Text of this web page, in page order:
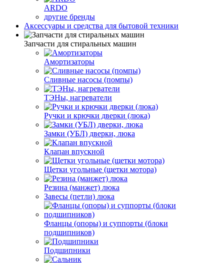
ARDO
другие бренды
Аксессуары и средства для бытовой техники
Запчасти для стиральных машин
Амортизаторы
Сливные насосы (помпы)
ТЭНы, нагреватели
Ручки и крючки дверки (люка)
Замки (УБЛ) дверки, люка
Клапан впускной
Щетки угольные (щетки мотора)
Резина (манжет) люка
Завесы (петли) люка
Фланцы (опоры) и суппорты (блоки
подшипников)
Подшипники